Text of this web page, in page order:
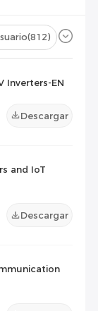
(812)
Inverters-EN
Descargar
and IoT
Descargar